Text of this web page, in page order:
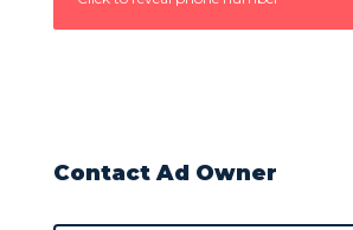
Contact Ad Owner